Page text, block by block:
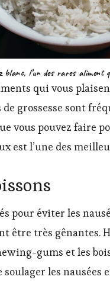
blanc, l’un des rares aliment
qui vous
de grossesse sont
vous pouvez faire
l’une des
pour éviter les
être très gênantes.
gums et les
les nausées